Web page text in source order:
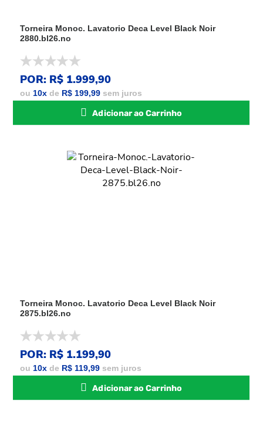
Torneira Monoc. Lavatorio Deca Level Black Noir
2880.bl26.no
POR: R$ 1.999,90
ou 10x de R$ 199,99 sem juros
Adicionar ao Carrinho
Torneira Monoc. Lavatorio Deca Level Black Noir
2875.bl26.no
POR: R$ 1.199,90
ou 10x de R$ 119,99 sem juros
Adicionar ao Carrinho